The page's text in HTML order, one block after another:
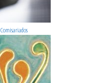
Comisariados